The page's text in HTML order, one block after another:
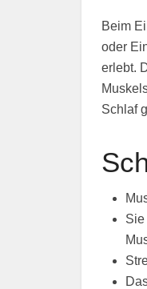
Beim
oder
erlebt.
Schlaf
Sie